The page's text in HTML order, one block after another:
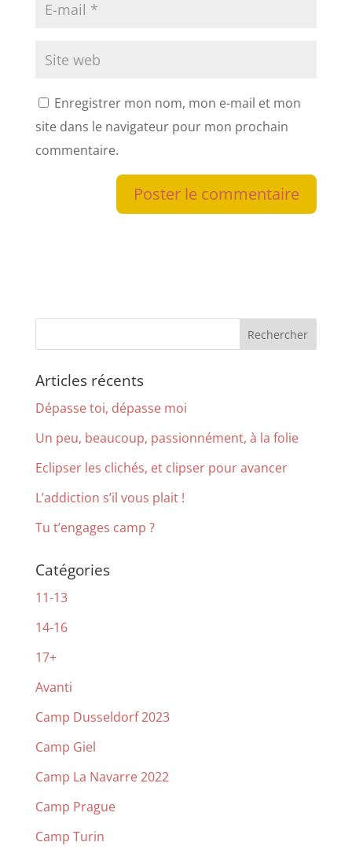
Enregistrer mon nom, mon e-mail et mon
site dans le navigateur pour mon prochain
commentaire.
Articles récents
Dépasse toi, dépasse moi
Un peu, beaucoup, passionnément, à la folie
Eclipser les clichés, et clipser pour avancer
L’addiction s’il vous plait !
Tu t’engages camp ?
Catégories
11-13
14-16
17+
Avanti
Camp Dusseldorf 2023
Camp Giel
Camp La Navarre 2022
Camp Prague
Camp Turin